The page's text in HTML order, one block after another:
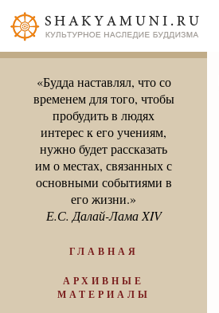
«Будда наставлял, что со
временем для того, чтобы
пробудить в людях
интерес к его учениям,
нужно будет рассказать
им о местах, связанных с
основными событиями в
его жизни.»
Е.С. Далай-Лама XIV
ГЛАВНАЯ
АРХИВНЫЕ
МАТЕРИАЛЫ